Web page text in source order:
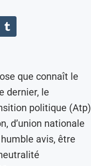
que connaît le
dernier, le
politique (Atp)
d’union nationale
avis, être